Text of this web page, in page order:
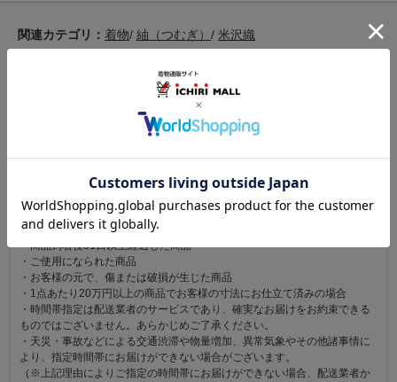
関連カテゴリ： 着物/ 紬（つむぎ） / 米沢織
この商品を見た人は
こちらの商品も見ています
注意事項
お仕立て後、お客様の手元に届いてから30日以内であれば返品可能です。
返品にかかる送料は無料です。
ただし次に該当するものは返品をお受けできません。
・商品到着後31日以上経過した商品
・ご使用になられた商品
・お客様の元で、傷または破損が生じた商品
・1点あたり20万円以上の商品でお客様の寸法にお仕立て済みの場合
・時間帯指定は配送業者のサービスであり、確実なお届けをお約束できる
ものではございません。あらかじめご了承ください。
・天災・事故などによる交通渋滞や物量増加、異常気象やその他諸事情に
より、指定時間帯にお届けができない場合がございます。
（※上記理由によりご指定の時間帯にお届けができない場合、配送業者か